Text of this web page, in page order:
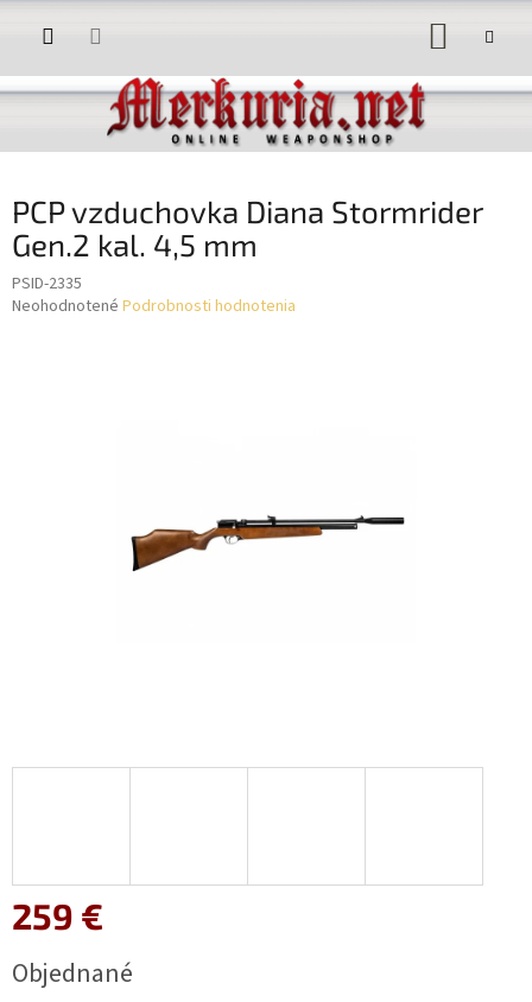
Prejsť
PCP vzduchovka Diana Stormrider
Gen.2 kal. 4,5 mm
PSID-2335
Priemerné
Neohodnotené Podrobnosti hodnotenia
259 €
cena:
Objednané